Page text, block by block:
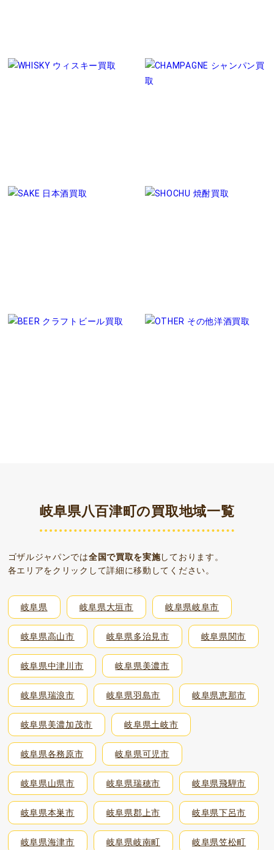
岐阜県八百津町の買取地域一覧
ゴザルジャパンでは全国で買取を実施しております。
各エリアをクリックして詳細に移動してください。
岐阜県 岐阜県大垣市 岐阜県岐阜市
岐阜県高山市 岐阜県多治見市 岐阜県関市
岐阜県中津川市 岐阜県美濃市
岐阜県瑞浪市 岐阜県羽島市 岐阜県恵那市
岐阜県美濃加茂市 岐阜県土岐市
岐阜県各務原市 岐阜県可児市
岐阜県山県市 岐阜県瑞穂市 岐阜県飛騨市
岐阜県本巣市 岐阜県郡上市 岐阜県下呂市
岐阜県海津市 岐阜県岐南町 岐阜県笠松町